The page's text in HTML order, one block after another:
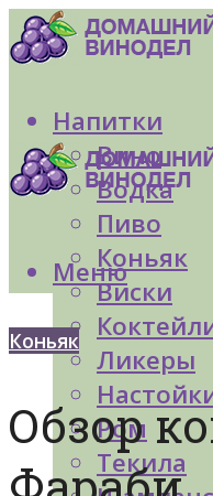
Напитки
Вино
Водка
Пиво
Коньяк
Виски
Ликеры
Ром
Текила
Меню
Коньяк
Обзор